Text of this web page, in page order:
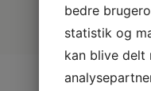
bedre
statistik og
kan blive delt